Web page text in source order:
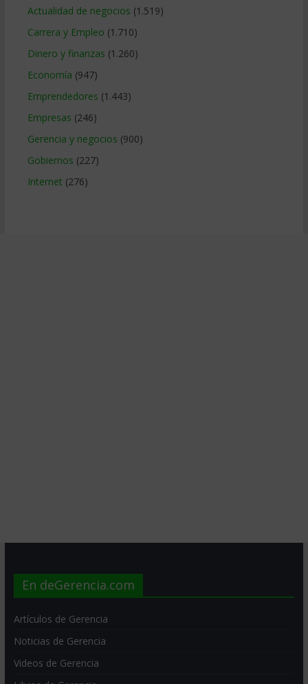
Actualidad de negocios (1.519)
Carrera y Empleo (1.710)
Dinero y finanzas (1.260)
Economía (947)
Emprendedores (1.443)
Empresas (246)
Gerencia y negocios (900)
Gobiernos (227)
Internet (276)
En deGerencia.com
Artículos de Gerencia
Noticias de Gerencia
Videos de Gerencia